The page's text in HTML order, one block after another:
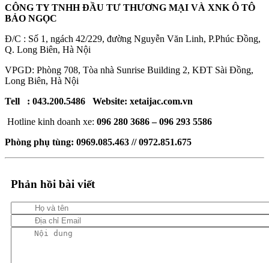
CÔNG TY TNHH ĐẦU TƯ THƯƠNG MẠI VÀ XNK Ô TÔ
BẢO NGỌC
Đ/C : Số 1, ngách 42/229, đường Nguyễn Văn Linh, P.Phúc Đồng,
Q. Long Biên, Hà Nội
VPGD: Phòng 708, Tòa nhà Sunrise Building 2, KĐT Sài Đồng,
Long Biên, Hà Nội
Tell : 043.200.5486 Website: xetaijac.com.vn
Hotline kinh doanh xe: 096 280 3686 – 096 293 5586
Phòng phụ tùng: 0969.085.463 // 0972.851.675
Phản hồi bài viết